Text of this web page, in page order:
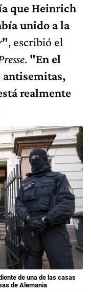
que Heinrich
unido a la
", escribió el
. "En el
antisemitas,
realmente
de una de las casas
de Alemania